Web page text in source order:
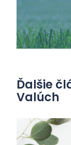
Ďalšie
Valúch